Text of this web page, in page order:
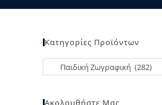
Κατηγορίες Προϊόντων
Ακολουθήστε Μας